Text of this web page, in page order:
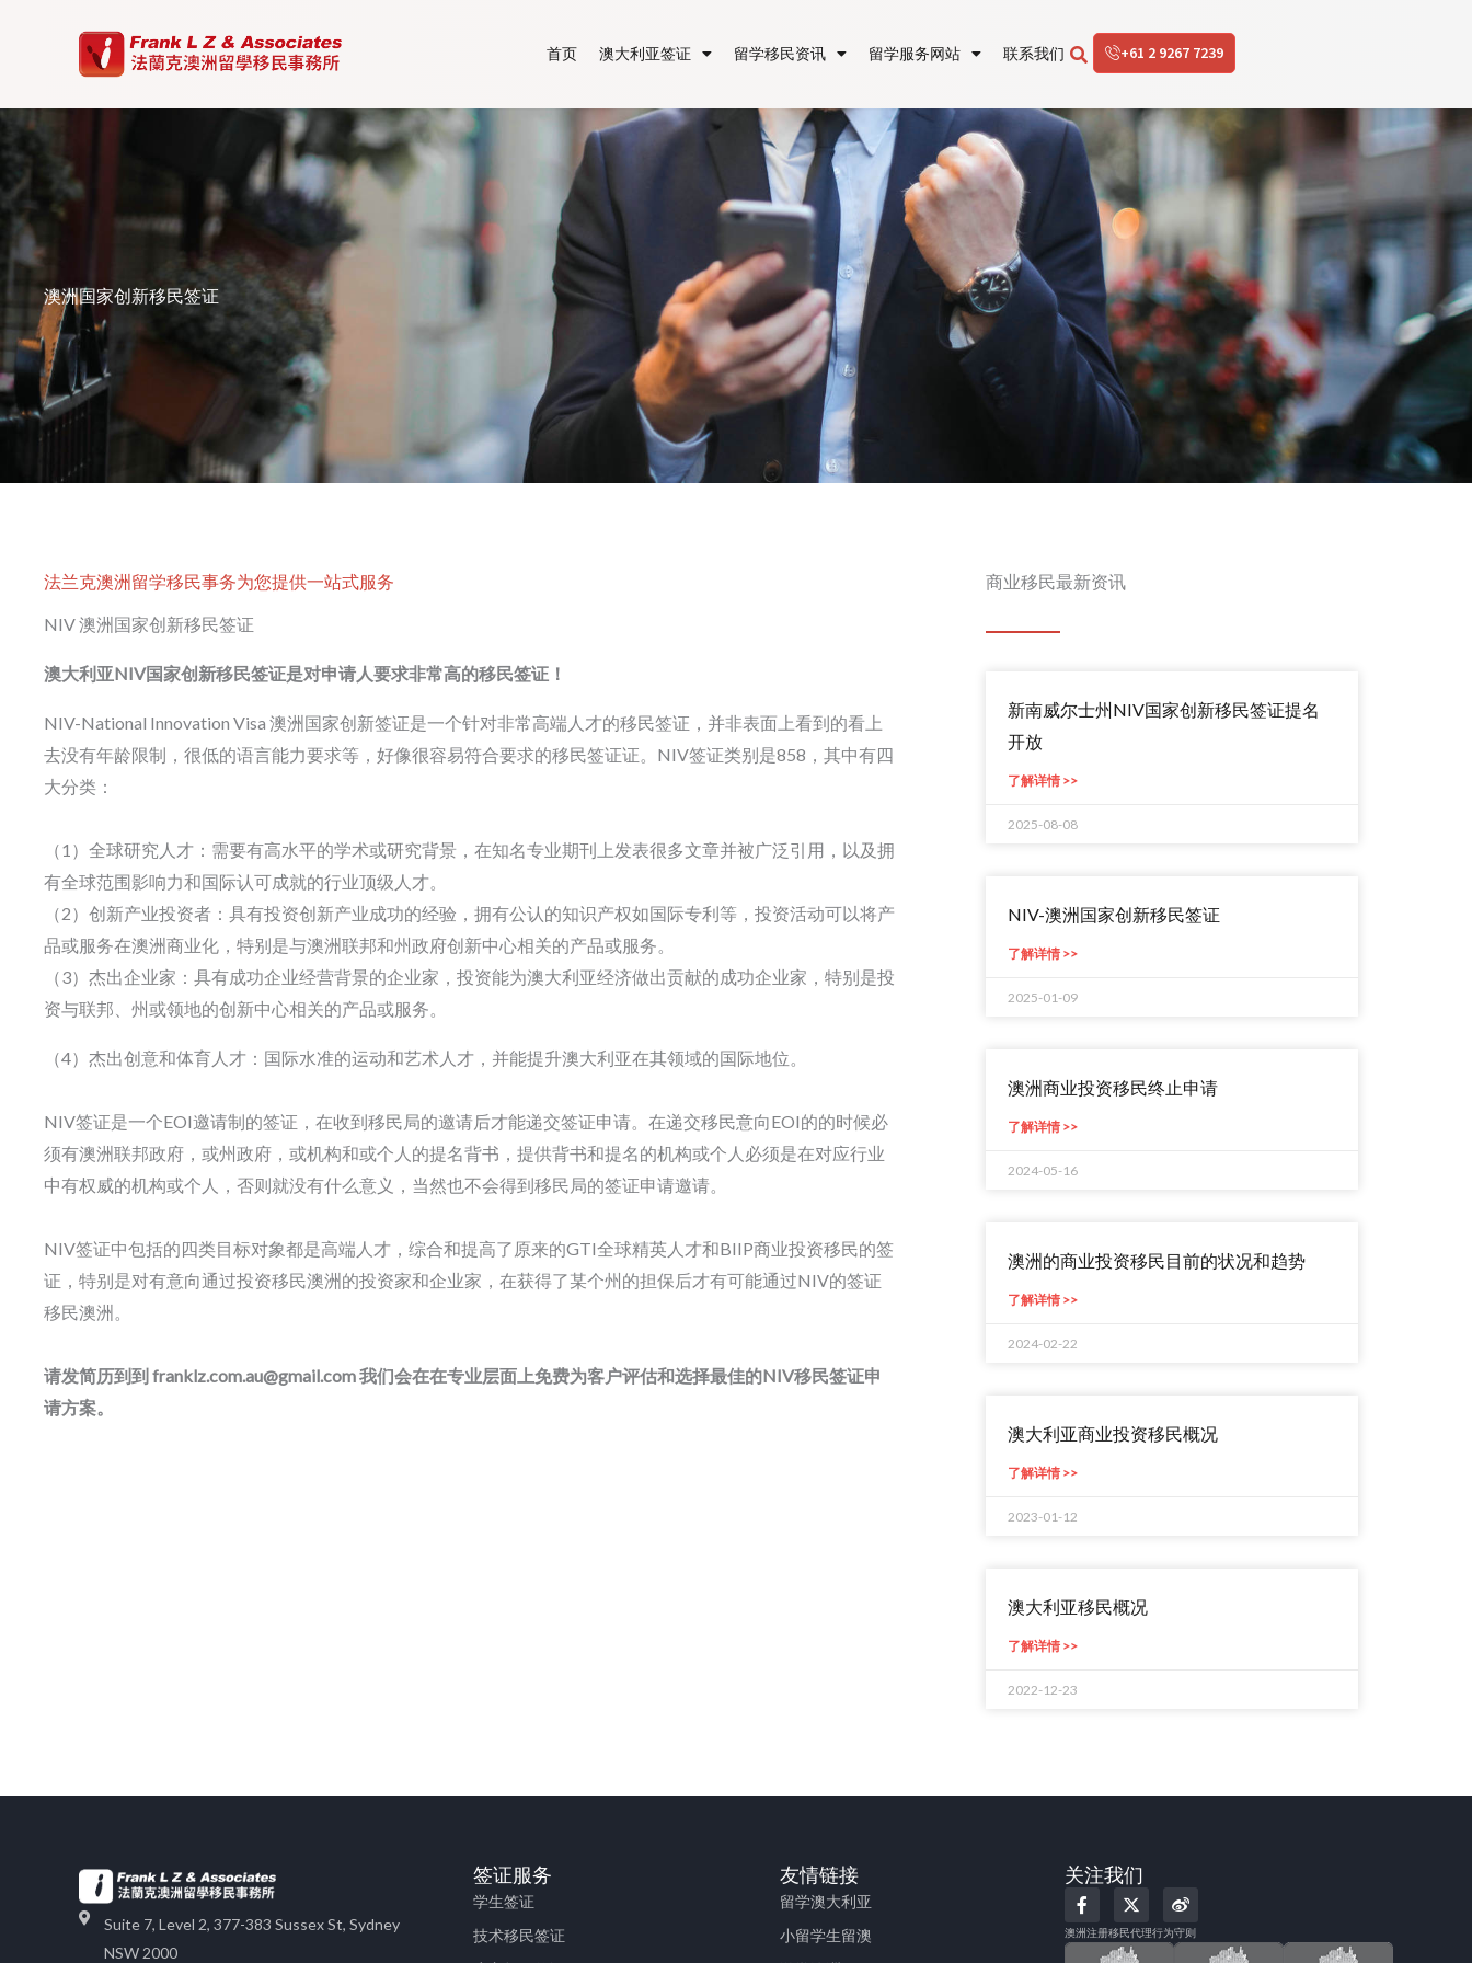
首页 澳大利亚签证 留学移民资讯 留学服务网站 联系我们 +61 2 9267 7239
澳洲国家创新移民签证
法兰克澳洲留学移民事务为您提供一站式服务
NIV 澳洲国家创新移民签证
澳大利亚NIV国家创新移民签证是对申请人要求非常高的移民签证！
NIV-National Innovation Visa 澳洲国家创新签证是一个针对非常高端人才的移民签证，并非表面上看到的看上
去没有年龄限制，很低的语言能力要求等，好像很容易符合要求的移民签证证。NIV签证类别是858，其中有四
大分类：
（1）全球研究人才：需要有高水平的学术或研究背景，在知名专业期刊上发表很多文章并被广泛引用，以及拥
有全球范围影响力和国际认可成就的行业顶级人才。
（2）创新产业投资者：具有投资创新产业成功的经验，拥有公认的知识产权如国际专利等，投资活动可以将产
品或服务在澳洲商业化，特别是与澳洲联邦和州政府创新中心相关的产品或服务。
（3）杰出企业家：具有成功企业经营背景的企业家，投资能为澳大利亚经济做出贡献的成功企业家，特别是投
资与联邦、州或领地的创新中心相关的产品或服务。
（4）杰出创意和体育人才：国际水准的运动和艺术人才，并能提升澳大利亚在其领域的国际地位。
NIV签证是一个EOI邀请制的签证，在收到移民局的邀请后才能递交签证申请。在递交移民意向EOI的的时候必
须有澳洲联邦政府，或州政府，或机构和或个人的提名背书，提供背书和提名的机构或个人必须是在对应行业
中有权威的机构或个人，否则就没有什么意义，当然也不会得到移民局的签证申请邀请。
NIV签证中包括的四类目标对象都是高端人才，综合和提高了原来的GTI全球精英人才和BIIP商业投资移民的签
证，特别是对有意向通过投资移民澳洲的投资家和企业家，在获得了某个州的担保后才有可能通过NIV的签证
移民澳洲。
请发简历到到 franklz.com.au@gmail.com 我们会在在专业层面上免费为客户评估和选择最佳的NIV移民签证申
请方案。
商业移民最新资讯
新南威尔士州NIV国家创新移民签证提名
开放
了解详情 >>
2025-08-08
NIV-澳洲国家创新移民签证
了解详情 >>
2025-01-09
澳洲商业投资移民终止申请
了解详情 >>
2024-05-16
澳洲的商业投资移民目前的状况和趋势
了解详情 >>
2024-02-22
澳大利亚商业投资移民概况
了解详情 >>
2023-01-12
澳大利亚移民概况
了解详情 >>
2022-12-23
Suite 7, Level 2, 377-383 Sussex St, Sydney
NSW 2000
签证服务
学生签证
技术移民签证
友情链接
留学澳大利亚
小留学生留澳
关注我们
F
a
c
e
X
-
t
w
W
e
i
b
澳洲注册移民代理行为守则